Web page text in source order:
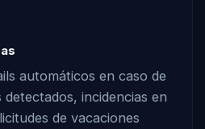
automáticos en caso de
incidencias en
de vacaciones